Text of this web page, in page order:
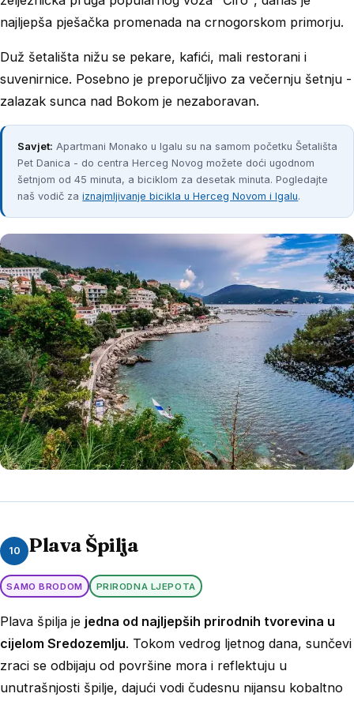
najljepša pješačka promenada na crnogorskom primorju.
Duž šetališta nižu se pekare, kafići, mali restorani i
suvenirnice. Posebno je preporučljivo za večernju šetnju -
zalazak sunca nad Bokom je nezaboravan.
Savjet: Apartmani Monako u Igalu su na samom početku Šetališta
Pet Danica - do centra Herceg Novog možete doći ugodnom
šetnjom od 45 minuta, a biciklom za desetak minuta. Pogledajte
naš vodič zaiznajmljivanje bicikla u Herceg Novom i Igalu.
10 Plava Špilja
SAMO BRODOM PRIRODNA LJEPOTA
Plava špilja je jedna od najljepših prirodnih tvorevina u
cijelom Sredozemlju. Tokom vedrog ljetnog dana, sunčevi
zraci se odbijaju od površine mora i reflektuju u
unutrašnjosti špilje, dajući vodi čudesnu nijansu kobaltno